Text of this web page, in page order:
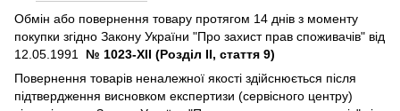
Обмін або повернення товару протягом 14 днів з моменту
покупки згідно Закону України "Про захист прав споживачів" від
12.05.1991 № 1023-XII (Розділ II, стаття 9)
Повернення товарів неналежної якості здійснюється після
підтвердження висновком експертизи (сервісного центру)